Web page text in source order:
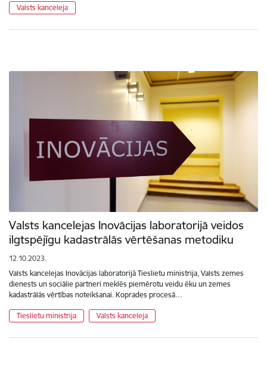
Valsts kanceleja
Valsts kancelejas Inovācijas laboratorijā veidos
ilgtspējīgu kadastrālās vērtēšanas metodiku
12.10.2023.
Valsts kancelejas Inovācijas laboratorijā Tieslietu ministrija, Valsts zemes
dienests un sociālie partneri meklēs piemērotu veidu ēku un zemes
kadastrālās vērtības noteikšanai. Koprades procesā…
Tieslietu ministrija Valsts kanceleja